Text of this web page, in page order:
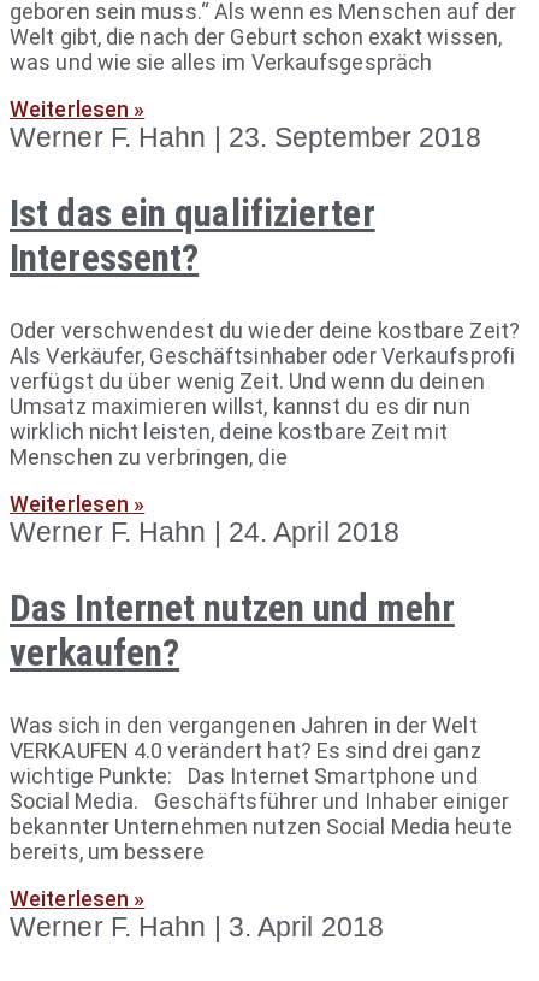
geboren sein muss.“ Als wenn es Menschen auf der
Welt gibt, die nach der Geburt schon exakt wissen,
was und wie sie alles im Verkaufsgespräch
Weiterlesen »
Werner F. Hahn 23. September 2018
Ist das ein qualifizierter
Interessent?
Oder verschwendest du wieder deine kostbare Zeit?
Als Verkäufer, Geschäftsinhaber oder Verkaufsprofi
verfügst du über wenig Zeit. Und wenn du deinen
Umsatz maximieren willst, kannst du es dir nun
wirklich nicht leisten, deine kostbare Zeit mit
Menschen zu verbringen, die
Weiterlesen »
Werner F. Hahn 24. April 2018
Das Internet nutzen und mehr
verkaufen?
Was sich in den vergangenen Jahren in der Welt
VERKAUFEN 4.0 verändert hat? Es sind drei ganz
wichtige Punkte: Das Internet Smartphone und
Social Media. Geschäftsführer und Inhaber einiger
bekannter Unternehmen nutzen Social Media heute
bereits, um bessere
Weiterlesen »
Werner F. Hahn 3. April 2018